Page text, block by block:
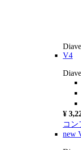
V4
¥
コン
new